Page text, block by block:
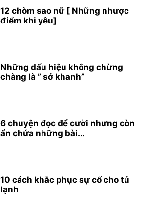
12 chòm sao nữ [ Những nhược
điểm khi yêu]
Những dấu hiệu không chừng
chàng là ” sở khanh”
6 chuyện đọc để cười nhưng còn
ẩn chứa những bài...
10 cách khắc phục sự cố cho tủ
lạnh